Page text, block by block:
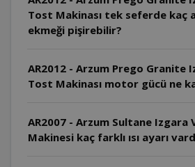
Tost Makinası tek seferde kaç
ekmeği pişirebilir?
AR2012 - Arzum Prego Granite
Tost Makinası motor gücü ne
AR2007 - Arzum Sultane Izgara
Makinesi kaç farklı ısı ayarı